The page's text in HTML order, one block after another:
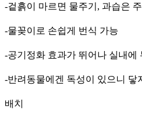
-겉흙이 마르면 물주기, 과습은
-물꽂이로 손쉽게 번식 가능
-공기정화 효과가 뛰어나 실내에
-반려동물에겐 독성이 있으니 닿
배치